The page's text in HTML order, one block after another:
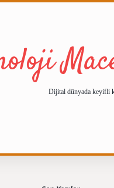
Dijital dünyada keyifli